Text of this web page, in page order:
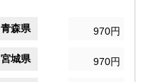
青森県 970円
宮城県 970円